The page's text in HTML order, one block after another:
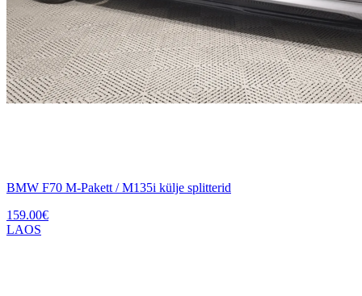
BMW F70 M-Pakett / M135i külje splitterid
159.00€
LAOS